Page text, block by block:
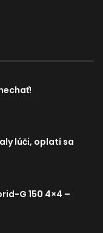
lúči, oplatí sa
G 150 4×4 –